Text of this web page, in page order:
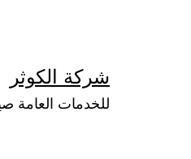
شركة الكوثر
للخدمات